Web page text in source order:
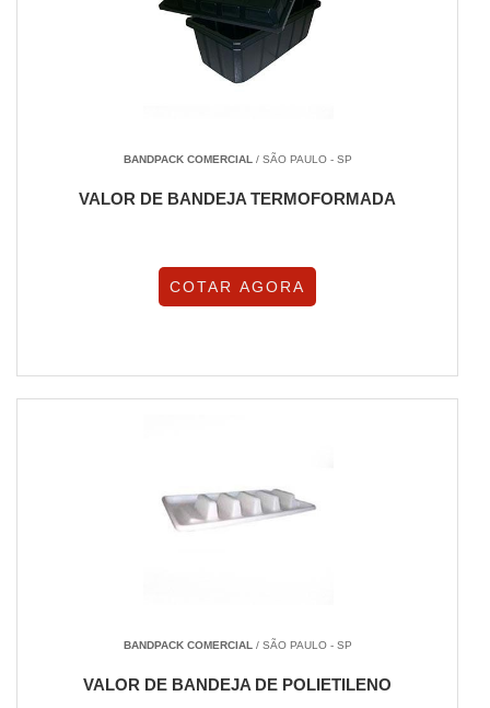
BANDPACK COMERCIAL/ SÃO PAULO - SP
VALOR DE BANDEJA TERMOFORMADA
COTAR AGORA
BANDPACK COMERCIAL/ SÃO PAULO - SP
VALOR DE BANDEJA DE POLIETILENO